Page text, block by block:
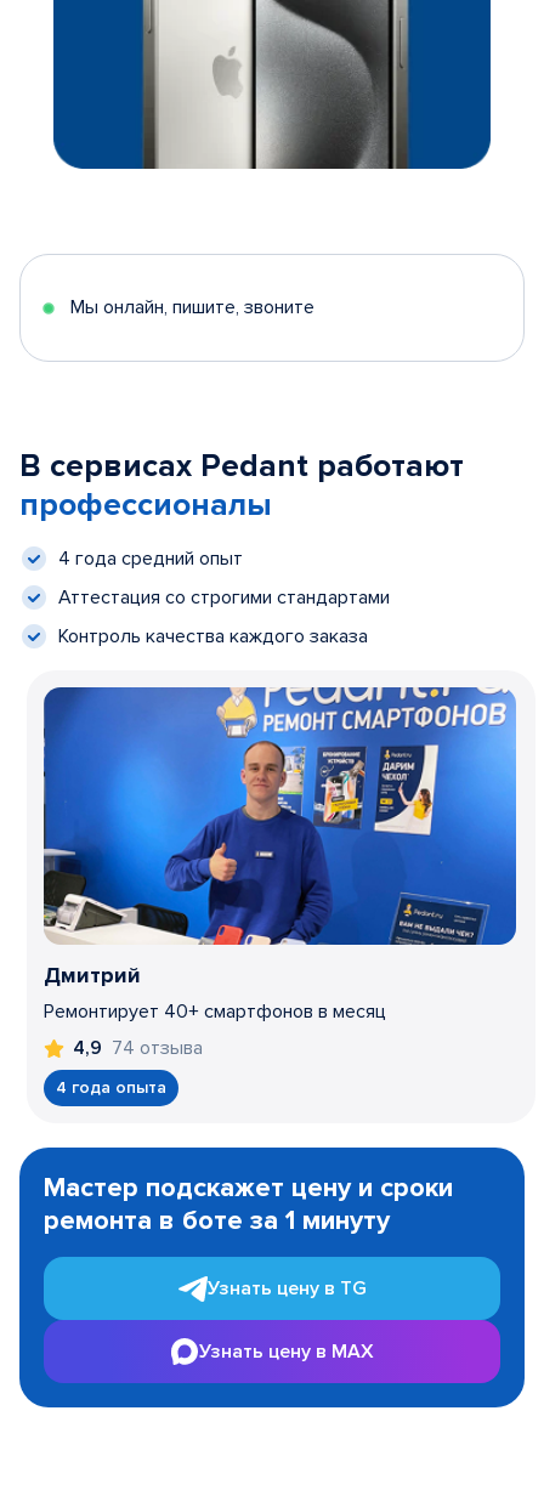
Мы онлайн, пишите, звоните
В сервисах Pedant работают
профессионалы
4 года средний опыт
Аттестация со строгими стандартами
Контроль качества каждого заказа
Дмитрий
Ремонтирует 40+ смартфонов в месяц
4,9 74 отзыва
4 года опыта
1
Мастер подскажет цену и сроки
ремонта в боте за 1 минуту
Узнать цену в TG
Узнать цену в MAX